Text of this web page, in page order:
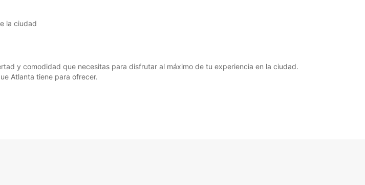
la ciudad
y comodidad que necesitas para disfrutar al máximo de tu experiencia en la ciudad.
Atlanta tiene para ofrecer.